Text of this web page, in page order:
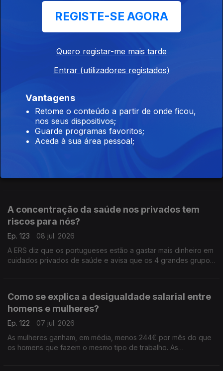
O que vai mudar para senhorios e para
O Governo aprovou uma reforma do arrendamento. Dois
rendas antigas de inquilinos com menos de 65 anos podem
ser descongeladas e aumentar. Análise de Clara Teixeira
Vem aí uma nova onda de aumentos nos
combustíveis?
A concentração da saúde nos privados tem
riscos para nós?
Ep. 123
08 jul. 2026
A ERS diz que os portugueses estão a gastar mais dinheiro em
cuidados privados de saúde e avisa que os 4 grandes grupos
Como se explica a desigualdade salarial entre
homens e mulheres?
Ep. 122
07 jul. 2026
As mulheres ganham, em média, menos 244€ por mês do que
os homens que fazem o mesmo tipo de trabalho. As
REGISTE-SE AGORA
Quero registar-me mais tarde
Entrar (utilizadores registados)
Vantagens
Retome o conteúdo a partir de onde ficou,
nos seus dispositivos;
Guarde programas favoritos;
Aceda à sua área pessoal;